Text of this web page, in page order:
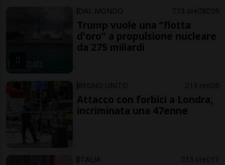
DAL MONDO 13 ore 8 55
Trump vuole una “flotta
d'oro” a propulsione nucleare
da 275 miliardi
REGNO UNITO 13 ore 6
Attacco con forbici a Londra,
incriminata una 47enne
ITALIA 13 ore 11